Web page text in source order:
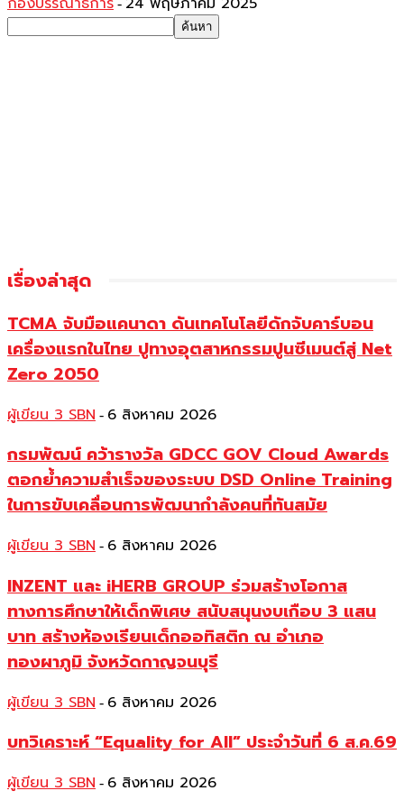
-
เรื่องล่าสุด
TCMA จับมือแคนาดา ดันเทคโนโลยีดักจับคาร์บอน
เครื่องแรกในไทย ปูทางอุตสาหกรรมปูนซีเมนต์สู่ Net
Zero 2050
ผู้เขียน 3 SBN - 6 สิงหาคม 2026
กรมพัฒน์ คว้ารางวัล GDCC GOV Cloud Awards
ตอกย้ำความสำเร็จของระบบ DSD Online Training
ในการขับเคลื่อนการพัฒนากำลังคนที่ทันสมัย
ผู้เขียน 3 SBN - 6 สิงหาคม 2026
INZENT และ iHERB GROUP ร่วมสร้างโอกาส
ทางการศึกษาให้เด็กพิเศษ สนับสนุนงบเกือบ 3 แสน
บาท สร้างห้องเรียนเด็กออทิสติก ณ อำเภอ
ทองผาภูมิ จังหวัดกาญจนบุรี
ผู้เขียน 3 SBN - 6 สิงหาคม 2026
บทวิเคราะห์ “Equality for All” ประจำวันที่ 6 ส.ค.69
ผู้เขียน 3 SBN - 6 สิงหาคม 2026